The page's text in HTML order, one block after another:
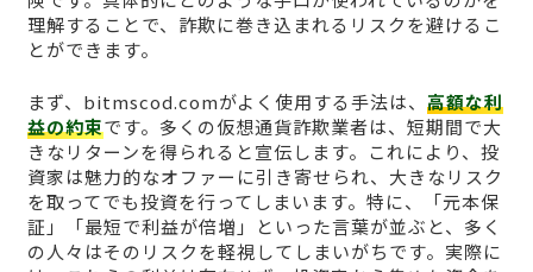
理解することで、詐欺に巻き込まれるリスクを避けるこ
とができます。
まず、bitmscod.comがよく使用する手法は、 高額な利
益の約束です。多くの仮想通貨詐欺業者は、短期間で大
きなリターンを得られると宣伝します。これにより、投
資家は魅力的なオファーに引き寄せられ、大きなリスク
を取ってでも投資を行ってしまいます。特に、「元本保
証」「最短で利益が倍増」といった言葉が並ぶと、多く
の人々はそのリスクを軽視してしまいがちです。実際に